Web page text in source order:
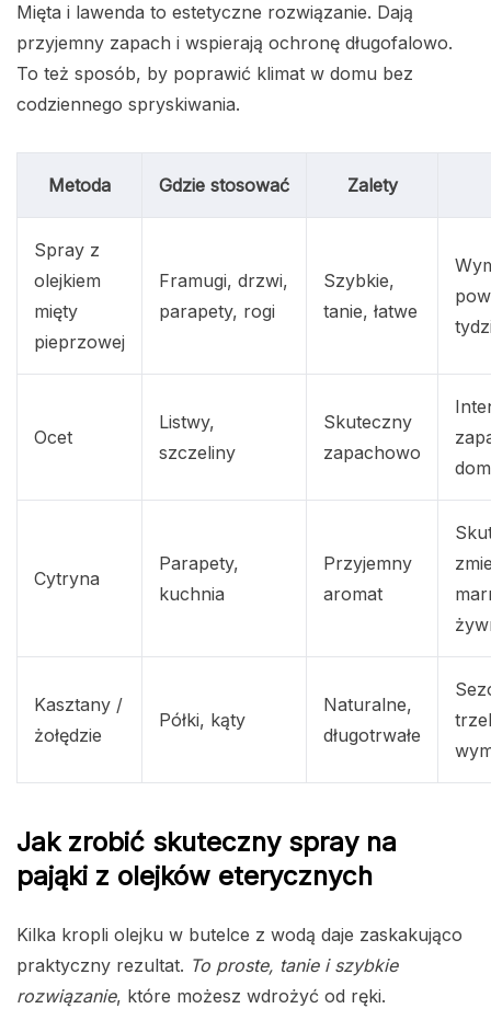
Mięta i lawenda to estetyczne rozwiązanie. Dają
przyjemny zapach i wspierają ochronę długofalowo.
To też sposób, by poprawić klimat w domu bez
codziennego spryskiwania.
Metoda Gdzie stosować Zalety
Spray z
olejkiem
mięty
pieprzowej
Framugi, drzwi,
parapety, rogi
Szybkie,
tanie, łatwe
Ocet
Listwy,
szczeliny
Skuteczny
zapachowo
Cytryna
Parapety,
kuchnia
Przyjemny
aromat
Kasztany /
żołędzie
Półki, kąty
Naturalne,
długotrwałe
Jak zrobić skuteczny spray na
pająki z olejków eterycznych
Kilka kropli olejku w butelce z wodą daje zaskakująco
praktyczny rezultat. To proste, tanie i szybkie
rozwiązanie, które możesz wdrożyć od ręki.